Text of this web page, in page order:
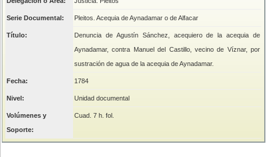
Serie Documental: Pleitos. Acequia de Aynadamar o de Alfacar
Título:
Denuncia de Agustín Sánchez, acequiero de la acequia de
Aynadamar, contra Manuel del Castillo, vecino de Víznar, por
sustración de agua de la acequia de Aynadamar.
Fecha: 1784
Nivel: Unidad documental
Volúmenes y
Soporte:
Cuad. 7 h. fol.